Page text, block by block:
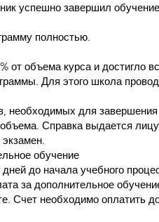
успешно завершил
полностью.
от объема курса и достигло
Для этого школа
необходимых для завершения
Справка выдается
обучение
до начала учебного
за дополнительное
Счет необходимо оплатить